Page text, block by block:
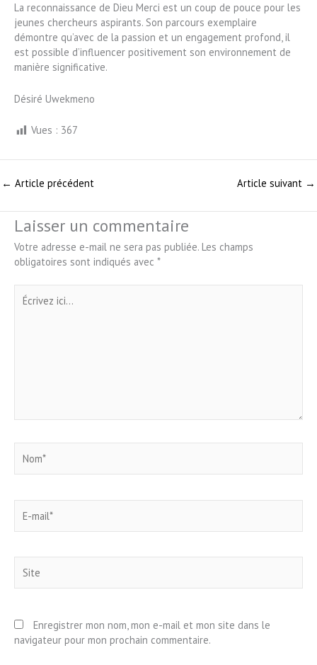
La reconnaissance de Dieu Merci est un coup de pouce pour les
jeunes chercheurs aspirants. Son parcours exemplaire
démontre qu’avec de la passion et un engagement profond, il
est possible d’influencer positivement son environnement de
manière significative.
Désiré Uwekmeno
Vues : 367
← Article précédent Article suivant →
Laisser un commentaire
Votre adresse e-mail ne sera pas publiée. Les champs
obligatoires sont indiqués avec *
ici…
mail*
Enregistrer mon nom, mon e-mail et mon site dans le
navigateur pour mon prochain commentaire.